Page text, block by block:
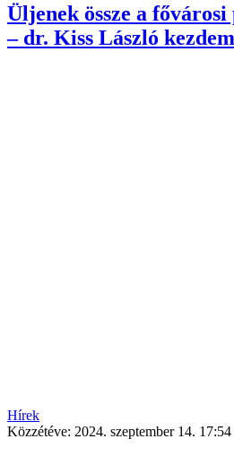
Üljenek össze a
– dr. Kiss László
Hírek
Közzétéve: 2024. szeptember 14. 17:54